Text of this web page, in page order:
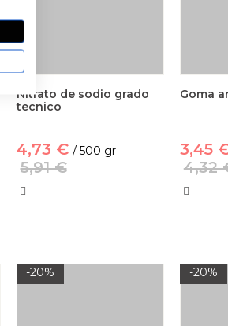
Nitrato de sodio grado
tecnico
4,73 € / 500 gr
5,91 €
Goma
3,45
4,32
-20% -20%